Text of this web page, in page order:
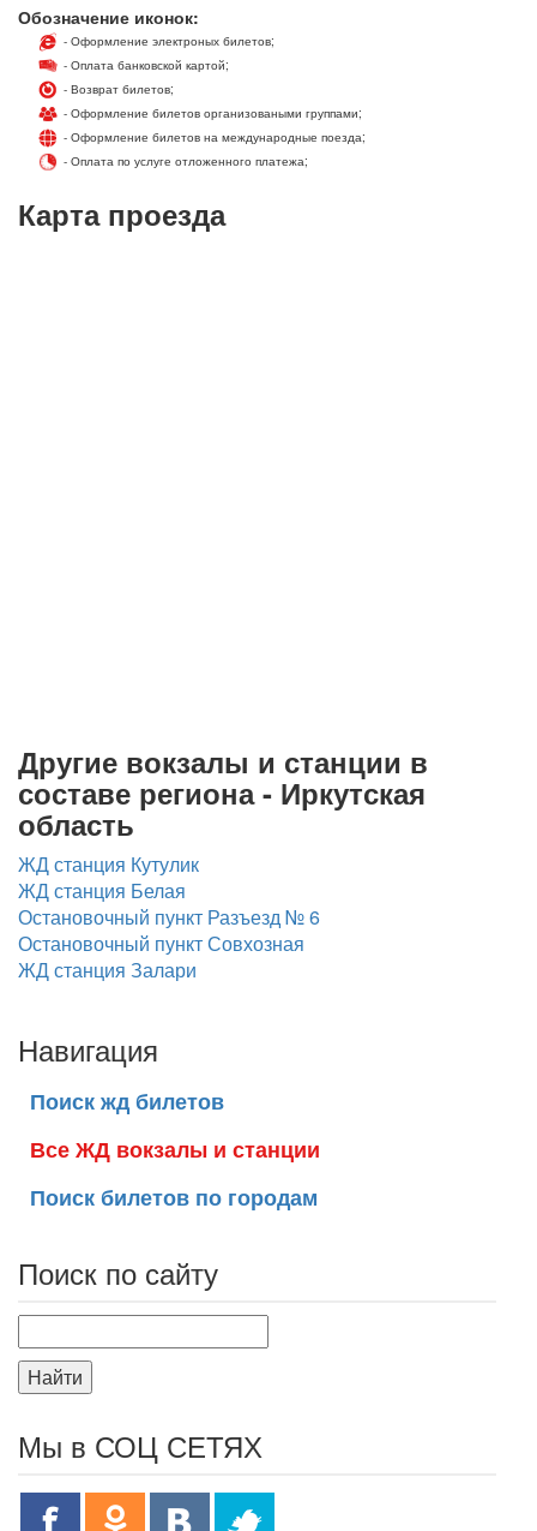
Обозначение иконок:
- Оформление электроных билетов;
- Оплата банковской картой;
- Возврат билетов;
- Оформление билетов организоваными группами;
- Оформление билетов на международные поезда;
- Оплата по услуге отложенного платежа;
Карта проезда
Другие вокзалы и станции в
составе региона - Иркутская
область
ЖД станция Кутулик
ЖД станция Белая
Остановочный пункт Разъезд № 6
Остановочный пункт Совхозная
ЖД станция Залари
Навигация
Поиск жд билетов
Все ЖД вокзалы и станции
Поиск билетов по городам
Поиск по сайту
Найти
Мы в СОЦ СЕТЯХ